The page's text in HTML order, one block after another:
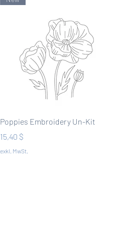
Schnellansicht
Poppies Embroidery Un-Kit
Preis
15,40 $
exkl. MwSt.